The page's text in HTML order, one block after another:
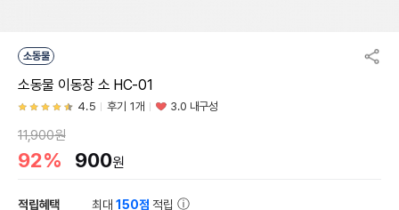
소동물
소동물 이동장 소 HC-01
4.5 후기 1개 3.0 내구성
11,900원
92% 900원
적립혜택 최대150점 적립